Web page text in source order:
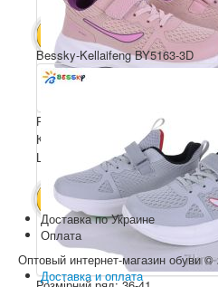
В КОШИК 5200 грн.
Розмірний ряд: 36-41
Комплектація ящика: 8
Ціна за пару: 650 грн.
В КОШИК 5200 грн.
Bessky-Kellaifeng BY5163-3D
Доставка по Украине
Оплата
Оптовый интернет-магазин обуви ©
Доставка и оплата